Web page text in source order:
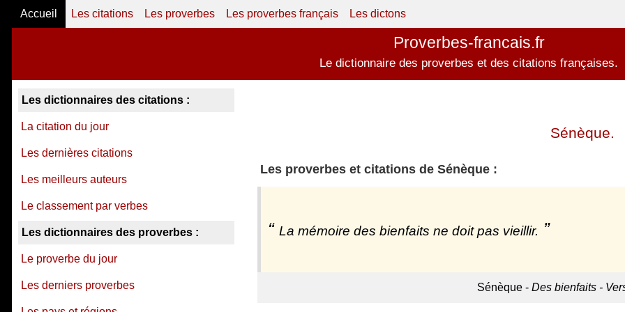
Accueil Les citations Les proverbes Les proverbes français Les dictons
Proverbes-francais.fr
Le dictionnaire des proverbes et des citations françaises.
Sénèque.
Les proverbes et citations de Sénèque :
La mémoire des bienfaits ne doit pas vieillir.
Sénèque - Des bienfaits -
Les dictionnaires des citations :
La citation du jour
Les dernières citations
Les meilleurs auteurs
Le classement par verbes
Les dictionnaires des proverbes :
Le proverbe du jour
Les derniers proverbes